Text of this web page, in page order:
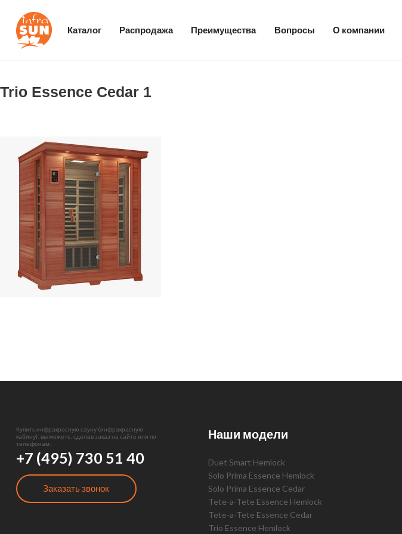
Каталог Распродажа Преимущества Вопросы О компании
Trio Essence Cedar 1
Купить инфракрасную сауну (инфракрасную
кабину): вы можете, сделав заказ на сайте или по
телефонам:
+7 (495) 730 51 40
Заказать звонок
Наши модели
Duet Smart Hemlock
Solo Prima Essence Hemlock
Solo Prima Essence Cedar
Tete-a-Tete Essence Hemlock
Tete-a-Tete Essence Cedar
Trio Essence Hemlock